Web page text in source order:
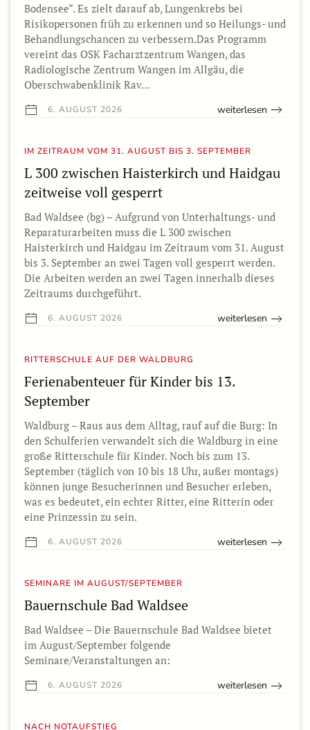
Bodensee“. Es zielt darauf ab, Lungenkrebs bei
Risikopersonen früh zu erkennen und so Heilungs- und
Behandlungschancen zu verbessern.Das Programm
vereint das OSK Facharztzentrum Wangen, das
Radiologische Zentrum Wangen im Allgäu, die
Oberschwabenklinik Rav…
6. AUGUST 2026 weiterlesen
IM ZEITRAUM VOM 31. AUGUST BIS 3. SEPTEMBER
L 300 zwischen Haisterkirch und Haidgau
zeitweise voll gesperrt
Bad Waldsee (bg) – Aufgrund von Unterhaltungs- und
Reparaturarbeiten muss die L 300 zwischen
Haisterkirch und Haidgau im Zeitraum vom 31. August
bis 3. September an zwei Tagen voll gesperrt werden.
Die Arbeiten werden an zwei Tagen innerhalb dieses
Zeitraums durchgeführt.
6. AUGUST 2026 weiterlesen
RITTERSCHULE AUF DER WALDBURG
Ferienabenteuer für Kinder bis 13.
September
Waldburg – Raus aus dem Alltag, rauf auf die Burg: In
den Schulferien verwandelt sich die Waldburg in eine
große Ritterschule für Kinder. Noch bis zum 13.
September (täglich von 10 bis 18 Uhr, außer montags)
können junge Besucherinnen und Besucher erleben,
was es bedeutet, ein echter Ritter, eine Ritterin oder
eine Prinzessin zu sein.
6. AUGUST 2026 weiterlesen
SEMINARE IM AUGUST/SEPTEMBER
Bauernschule Bad Waldsee
Bad Waldsee – Die Bauernschule Bad Waldsee bietet
im August/September folgende
Seminare/Veranstaltungen an:
6. AUGUST 2026 weiterlesen
NACH NOTAUFSTIEG